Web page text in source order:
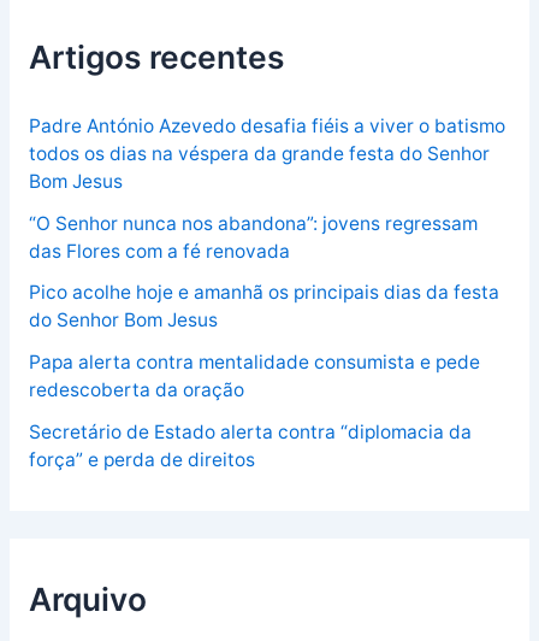
Artigos recentes
Padre António Azevedo desafia fiéis a viver o batismo
todos os dias na véspera da grande festa do Senhor
Bom Jesus
“O Senhor nunca nos abandona”: jovens regressam
das Flores com a fé renovada
Pico acolhe hoje e amanhã os principais dias da festa
do Senhor Bom Jesus
Papa alerta contra mentalidade consumista e pede
redescoberta da oração
Secretário de Estado alerta contra “diplomacia da
força” e perda de direitos
Arquivo